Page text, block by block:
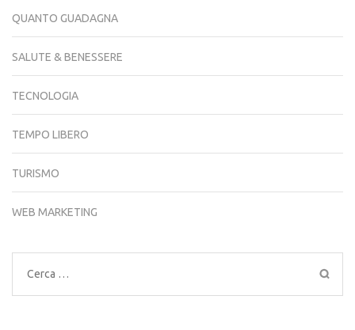
QUANTO GUADAGNA
SALUTE & BENESSERE
TECNOLOGIA
TEMPO LIBERO
TURISMO
WEB MARKETING
Ricerca
per: